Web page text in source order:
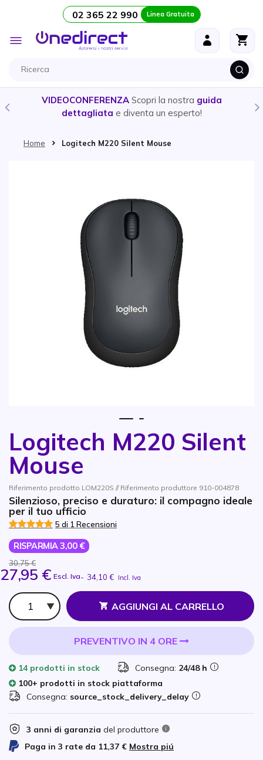
Salta al contenuto 02 365 22 990 Linea Gratuita
Toggle
Nav
VIDEOCONFERENZA Scopri la nostra guida
dettagliata e diventa un esperto!
Home Logitech M220 Silent Mouse
Logitech M220 Silent
Mouse
Riferimento prodotto LOM220S // Riferimento produttore 910-004878
Silenzioso, preciso e duraturo: il compagno ideale
per il tuo ufficio
5 di 1 Recensioni
RISPARMIA 3,00 €
30,75 €
27,95 € Escl. Iva- 34,10 € Incl. Iva
Qtà
AGGIUNGI AL CARRELLO
PREVENTIVO IN 4 ORE
14 prodotti in stock Consegna: 24/48 h
100+ prodotti in stock piattaforma
Consegna: source_stock_delivery_delay
3 anni di garanzia del produttore
Paga in 3 rate da 11,37 € Mostra piú
Vai all'inizio della galleria di immagini